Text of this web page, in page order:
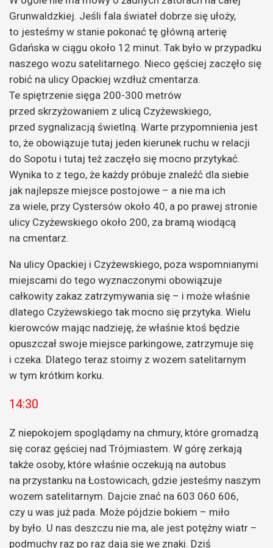
Grunwaldzkiej. Jeśli fala świateł dobrze się ułoży,
to jesteśmy w stanie pokonać tę główną arterię
Gdańska w ciągu około 12 minut. Tak było w przypadku
naszego wozu satelitarnego. Nieco gęściej zaczęło się
robić na ulicy Opackiej wzdłuż cmentarza.
Te spiętrzenie sięga 200-300 metrów
przed skrzyżowaniem z ulicą Czyżewskiego,
przed sygnalizacją świetlną. Warte przypomnienia jest
to, że obowiązuje tutaj jeden kierunek ruchu w relacji
do Sopotu i tutaj też zaczęło się mocno przytykać.
Wynika to z tego, że każdy próbuje znaleźć dla siebie
jak najlepsze miejsce postojowe – a nie ma ich
za wiele, przy Cystersów około 40, a po prawej stronie
ulicy Czyżewskiego około 200, za bramą wiodącą
na cmentarz.
Na ulicy Opackiej i Czyżewskiego, poza wspomnianymi
miejscami do tego wyznaczonymi obowiązuje
całkowity zakaz zatrzymywania się – i może właśnie
dlatego Czyżewskiego tak mocno się przytyka. Wielu
kierowców mając nadzieję, że właśnie ktoś będzie
opuszczał swoje miejsce parkingowe, zatrzymuje się
i czeka. Dlatego teraz stoimy z wozem satelitarnym
w tym krótkim korku.
14:30
Z niepokojem spoglądamy na chmury, które gromadzą
się coraz gęściej nad Trójmiastem. W górę zerkają
także osoby, które właśnie oczekują na autobus
na przystanku na Łostowicach, gdzie jesteśmy naszym
wozem satelitarnym. Dajcie znać na 603 060 606,
czy u was już pada. Może pójdzie bokiem – miło
by było. U nas deszczu nie ma, ale jest potężny wiatr –
podmuchy raz po raz dają się we znaki. Dziś